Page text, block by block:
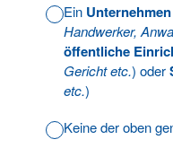
Ein Unternehmen
Handwerker,
öffentliche
Gericht etc.) oder
etc.)
Keine der oben